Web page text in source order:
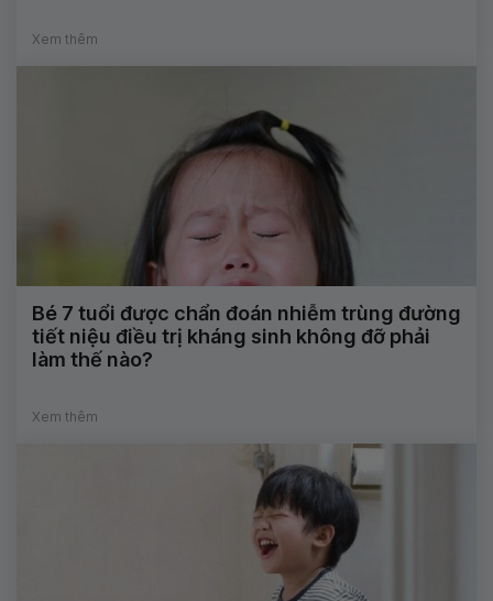
Xem thêm
Bé 7 tuổi được chẩn đoán nhiễm trùng đường
tiết niệu điều trị kháng sinh không đỡ phải
làm thế nào?
Xem thêm